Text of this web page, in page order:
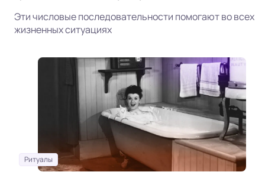
Эти числовые последовательности помогают во всех
жизненных ситуациях
Ритуалы